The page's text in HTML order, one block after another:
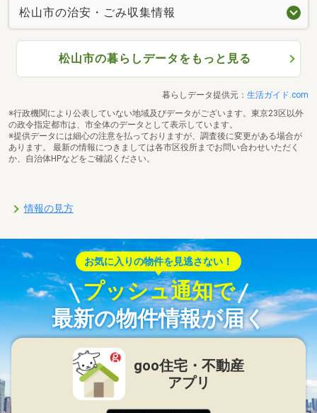
松山市の治安・ごみ収集情報
松山市の暮らしデータをもっと見る
暮らしデータ提供元： 生活ガイド.com
※行政機関により公表していない地域及びデータがございます。東京23区以外
の政令指定都市は、市全体のデータとして表示しています。
※提供データには細心の注意を払っておりますが、調査後に変更がある場合が
あります。 最新の情報につきましては各市区役所までお問い合わせいただく
か、自治体HPなどをご確認ください。
情報の見方
お気に入りの物件を見逃さない！
プッシュ通知で
最新の物件情報が届く
goo住宅・不動産
アプリ